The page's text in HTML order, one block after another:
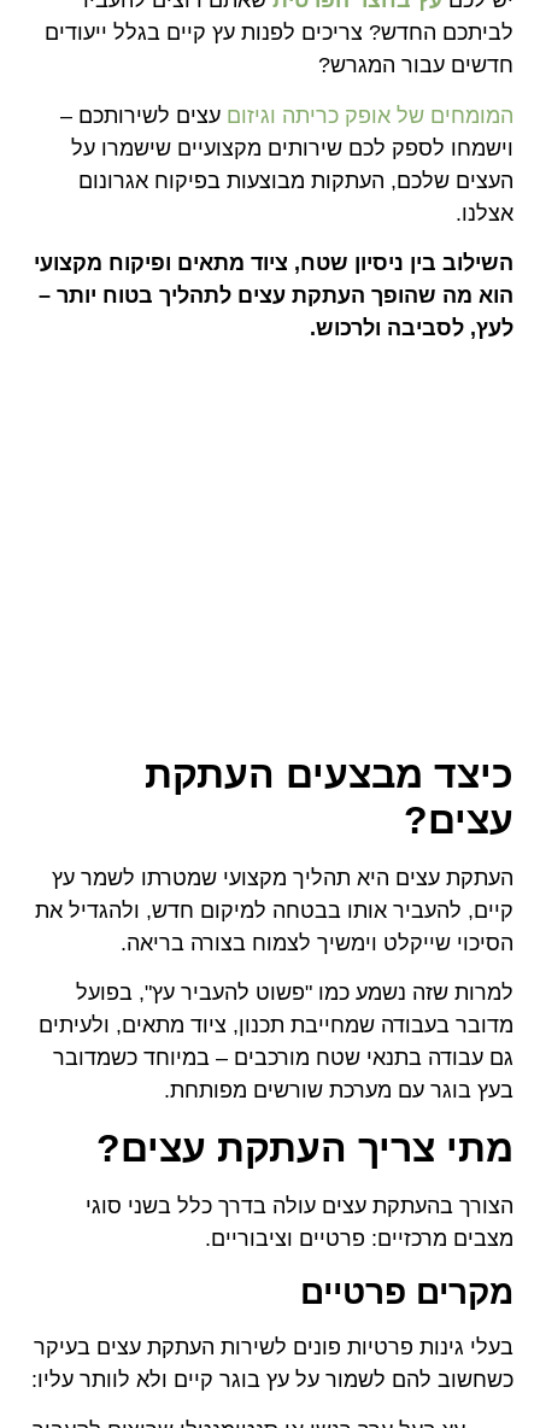
לביתכם החדש? צריכים לפנות עץ קיים בגלל ייעודים
חדשים עבור המגרש?
המומחים של אופק כריתה וגיזום עצים לשירותכם –
וישמחו לספק לכם שירותים מקצועיים שישמרו על
העצים שלכם, העתקות מבוצעות בפיקוח אגרונום
אצלנו.
השילוב בין ניסיון שטח, ציוד מתאים ופיקוח מקצועי
הוא מה שהופך העתקת עצים לתהליך בטוח יותר –
לעץ, לסביבה ולרכוש.
כיצד מבצעים העתקת
עצים?
העתקת עצים היא תהליך מקצועי שמטרתו לשמר עץ
קיים, להעביר אותו בבטחה למיקום חדש, ולהגדיל את
הסיכוי שייקלט וימשיך לצמוח בצורה בריאה.
למרות שזה נשמע כמו "פשוט להעביר עץ", בפועל
מדובר בעבודה שמחייבת תכנון, ציוד מתאים, ולעיתים
גם עבודה בתנאי שטח מורכבים – במיוחד כשמדובר
בעץ בוגר עם מערכת שורשים מפותחת.
מתי צריך העתקת עצים?
הצורך בהעתקת עצים עולה בדרך כלל בשני סוגי
מצבים מרכזיים: פרטיים וציבוריים.
מקרים פרטיים
בעלי גינות פרטיות פונים לשירות העתקת עצים בעיקר
כשחשוב להם לשמור על עץ בוגר קיים ולא לוותר עליו: